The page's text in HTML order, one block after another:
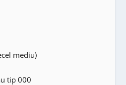
mediu)
tip 000